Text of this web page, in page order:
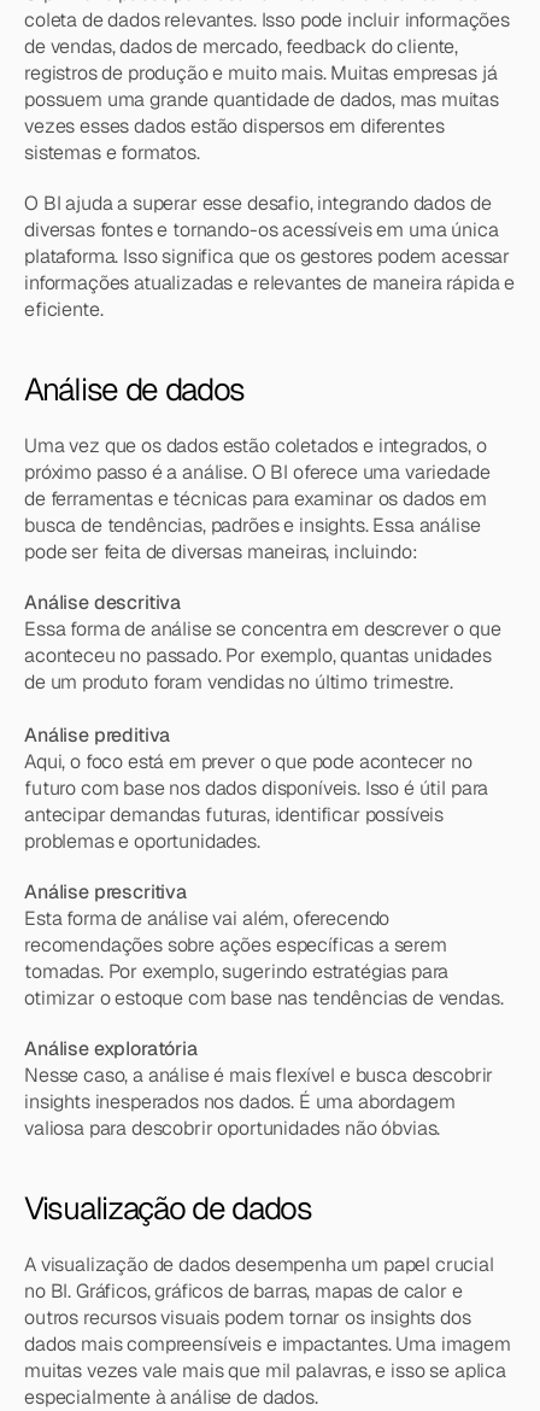
coleta de dados relevantes. Isso pode incluir informações
de vendas, dados de mercado, feedback do cliente,
registros de produção e muito mais. Muitas empresas já
possuem uma grande quantidade de dados, mas muitas
vezes esses dados estão dispersos em diferentes
sistemas e formatos.
O BI ajuda a superar esse desafio, integrando dados de
diversas fontes e tornando-os acessíveis em uma única
plataforma. Isso significa que os gestores podem acessar
informações atualizadas e relevantes de maneira rápida e
eficiente.
Análise de dados
Uma vez que os dados estão coletados e integrados, o
próximo passo é a análise. O BI oferece uma variedade
de ferramentas e técnicas para examinar os dados em
busca de tendências, padrões e insights. Essa análise
pode ser feita de diversas maneiras, incluindo:
Análise descritiva
Essa forma de análise se concentra em descrever o que
aconteceu no passado. Por exemplo, quantas unidades
de um produto foram vendidas no último trimestre.
Análise preditiva
Aqui, o foco está em prever o que pode acontecer no
futuro com base nos dados disponíveis. Isso é útil para
antecipar demandas futuras, identificar possíveis
problemas e oportunidades.
Análise prescritiva
Esta forma de análise vai além, oferecendo
recomendações sobre ações específicas a serem
tomadas. Por exemplo, sugerindo estratégias para
otimizar o estoque com base nas tendências de vendas.
Análise exploratória
Nesse caso, a análise é mais flexível e busca descobrir
insights inesperados nos dados. É uma abordagem
valiosa para descobrir oportunidades não óbvias.
Visualização de dados
A visualização de dados desempenha um papel crucial
no BI. Gráficos, gráficos de barras, mapas de calor e
outros recursos visuais podem tornar os insights dos
dados mais compreensíveis e impactantes. Uma imagem
muitas vezes vale mais que mil palavras, e isso se aplica
especialmente à análise de dados.